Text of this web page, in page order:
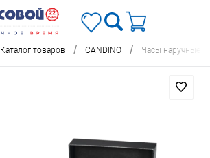
Каталог товаров / CANDINO / Часы наручные